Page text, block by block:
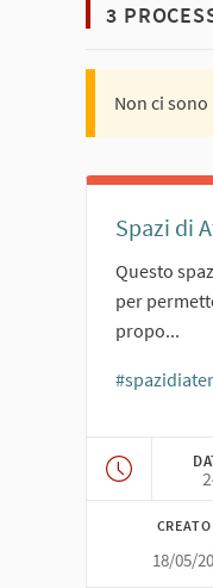
3
Non ci
Spazi di
Questo
per
propo...
CREATO
18/05/